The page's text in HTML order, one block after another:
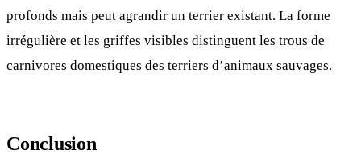
profonds mais peut agrandir un terrier existant. La forme
irrégulière et les griffes visibles distinguent les trous de
carnivores domestiques des terriers d’animaux sauvages.
Conclusion